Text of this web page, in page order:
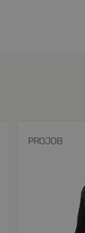
PROJOB